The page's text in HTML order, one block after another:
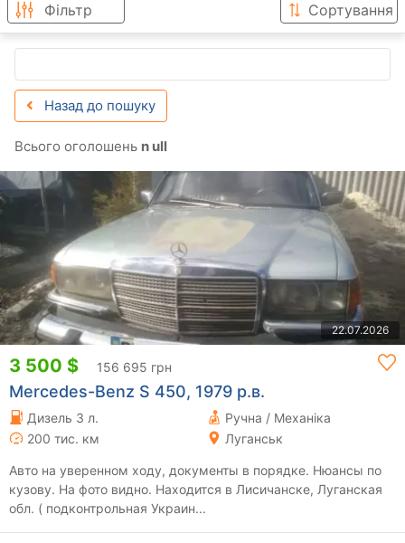
Фільтр Сортування
Назад до пошуку
Всього оголошень n ull
22.07.2026
3 500 $ 156 695 грн
Mercedes-Benz S 450, 1979 р.в.
Дизель 3 л.
Ручна / Механіка
200 тис. км
Луганськ
Авто на уверенном ходу, документы в порядке. Нюансы по
кузову. На фото видно. Находится в Лисичанске, Луганская
обл. ( подконтрольная Украин...